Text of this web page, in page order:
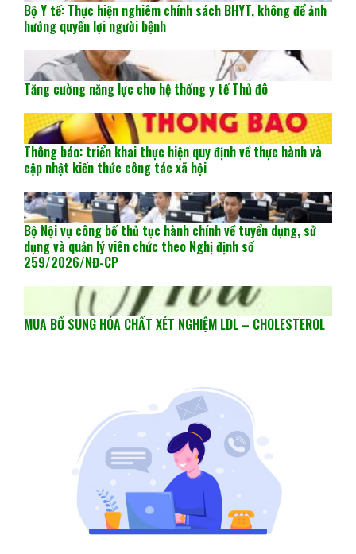
Bộ Y tế: Thực hiện nghiêm chính sách BHYT, không để ảnh
hưởng quyền lợi người bệnh
Tăng cường năng lực cho hệ thống y tế Thủ đô
Thông báo: triển khai thực hiện quy định về thực hành và
cập nhật kiến thức công tác xã hội
Bộ Nội vụ công bố thủ tục hành chính về tuyển dụng, sử
dụng và quản lý viên chức theo Nghị định số
259/2026/NĐ-CP
MUA BỔ SUNG HÓA CHẤT XÉT NGHIỆM LDL – CHOLESTEROL